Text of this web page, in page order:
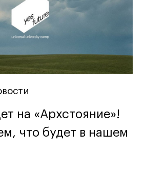
на «Архстояние»!
что будет в нашем